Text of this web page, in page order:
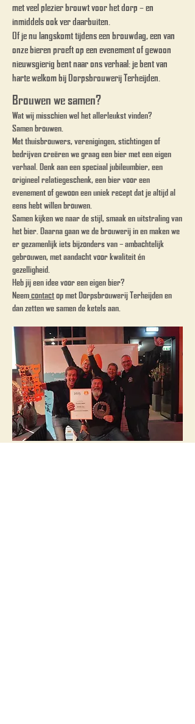
met veel plezier brouwt voor het dorp – en
inmiddels ook ver daarbuiten.
Of je nu langskomt tijdens een brouwdag, een van
onze bieren proeft op een evenement of gewoon
nieuwsgierig bent naar ons verhaal: je bent van
harte welkom bij Dorpsbrouwerij Terheijden.
Brouwen we samen?
Wat wij misschien wel het allerleukst vinden?
Samen brouwen.
Met thuisbrouwers, verenigingen, stichtingen of
bedrijven creëren we graag een bier met een eigen
verhaal. Denk aan een speciaal jubileumbier, een
origineel relatiegeschenk, een bier voor een
evenement of gewoon een uniek recept dat je altijd al
eens hebt willen brouwen.
Samen kijken we naar de stijl, smaak en uitstraling van
het bier. Daarna gaan we de brouwerij in en maken we
er gezamenlijk iets bijzonders van – ambachtelijk
gebrouwen, met aandacht voor kwaliteit én
gezelligheid.
Heb jij een idee voor een eigen bier?
Neemcontactop met Dorpsbrouwerij Terheijden en
dan zetten we samen de ketels aan.